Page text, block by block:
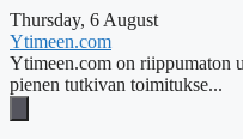
Thursday, 6 August
Ytimeen.com
Ytimeen.com on riippumaton
pienen tutkivan toimitukse...